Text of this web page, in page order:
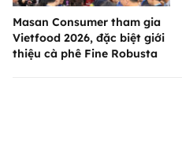
Masan Consumer tham gia
Vietfood 2026, đặc biệt giới
thiệu cà phê Fine Robusta